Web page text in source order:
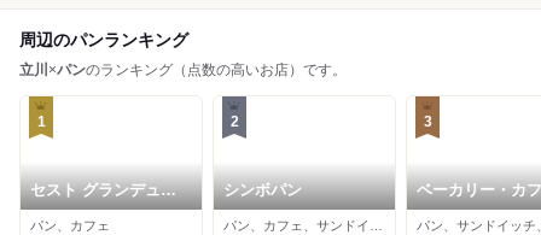
周辺のパンランキング
立川 ×パンのランキング（点数の高いお店）です。
1
セスト グランデュオ
立川店
パン、カフェ
2
シンボパン
3
ベーカリー・カ
クラウン 立川店